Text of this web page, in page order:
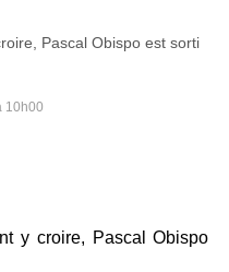
Pascal Obispo est sorti
10h00
y croire, Pascal Obispo